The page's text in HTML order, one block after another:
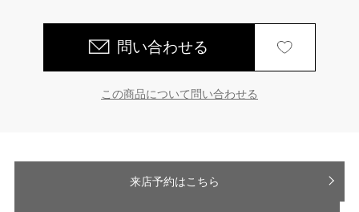
問い合わせる
この商品について問い合わせる
来店予約はこちら